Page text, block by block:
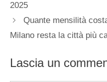
2025
Quante mensilità
Milano resta la città più
Lascia un